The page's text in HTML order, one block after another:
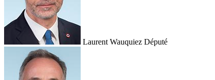
Laurent Wauquiez Député